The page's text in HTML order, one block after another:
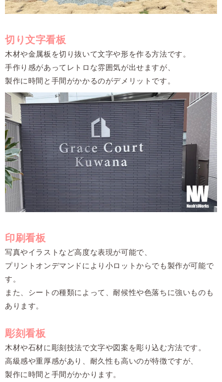
切り文字看板
木材や金属板を切り抜いて文字や形を作る方法です。
手作り感があってレトロな雰囲気が出せますが、
製作に時間と手間がかかるのがデメリットです。
印刷看板
写真やイラストなど高度な表現が可能で、
プリントオンデマンドにより小ロットからでも製作が可能で
す。
また、シートの種類によって、耐候性や色落ちに強いものも
あります。
彫刻看板
木材や石材に彫刻技法で文字や図案を彫り込む方法です。
高級感や重厚感があり、耐久性も高いのが特徴ですが、
製作に時間と手間がかかります。